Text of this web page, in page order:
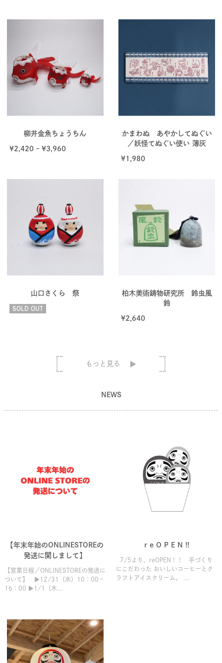
柳井金魚ちょうちん
¥2,420– ¥3,960
かまわぬ あやかしてぬぐい
／妖怪てぬぐい使い 薄灰
¥1,980
山口さくら 祭
SOLD OUT
柏木美術鋳物研究所 鈴虫風
鈴
¥2,640
もっと見る
NEWS
【年末年始のONLINESTOREの
発送に関しまして】
【営業日程／ONLINESTOREの発送に
ついて】 ▶12/31（水）10：00－
16：00 ▶1/1（木...
r e O P E N !!
7/5より、reOPEN！！ 手づくり
にこだわった おいしいコーヒーとク
ラフトアイスクリーム。 ...